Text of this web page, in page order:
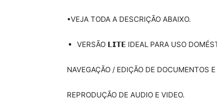
•VEJA TODA A DESCRIÇÃO ABAIXO.
VERSÃO 𝗟𝗜𝗧𝗘 IDEAL PARA USO
NAVEGAÇÃO / EDIÇÃO DE DOCUMENTOS E
REPRODUÇÃO DE AUDIO E VIDEO.